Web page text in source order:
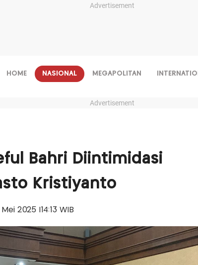
Advertisement
HOME NASIONAL MEGAPOLITAN
Advertisement
Bahri Diintimidasi
Kristiyanto
2025 |14:13 WIB